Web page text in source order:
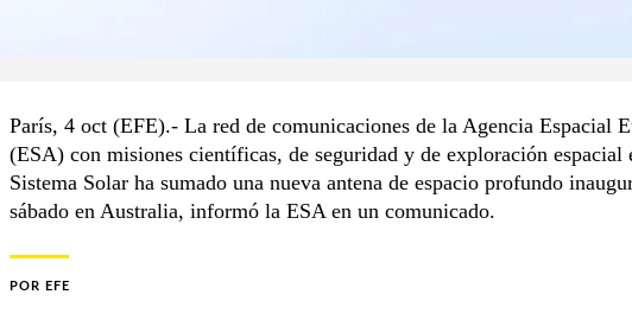
París, 4 oct (EFE).- La red de comunicaciones de la Agencia Espacial
(ESA) con misiones científicas, de seguridad y de exploración espacial
Sistema Solar ha sumado una nueva antena de espacio profundo
sábado en Australia, informó la ESA en un comunicado.
POR EFE